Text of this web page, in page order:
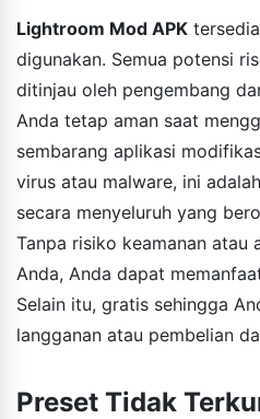
Lightroom Mod APK
digunakan. Semua potensi
ditinjau oleh pengembang
Anda tetap aman saat
sembarang aplikasi
virus atau malware, ini
secara menyeluruh yang
Tanpa risiko keamanan atau
Anda, Anda dapat
Selain itu, gratis sehingga
langganan atau pembelian
Preset Tidak